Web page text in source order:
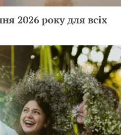
2026 року для всіх